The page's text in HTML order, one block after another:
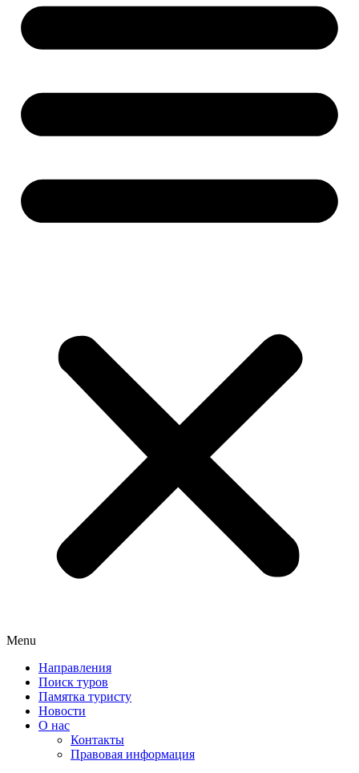
Menu
Направления
Поиск туров
Памятка туристу
Новости
О нас
Контакты
Правовая информация